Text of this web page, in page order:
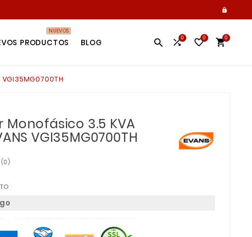

PRODUCTOS
NUEVOS
BLOG  0 0 0
Monofásico 3.5 KVA
VGI35MG0700TH
(0)